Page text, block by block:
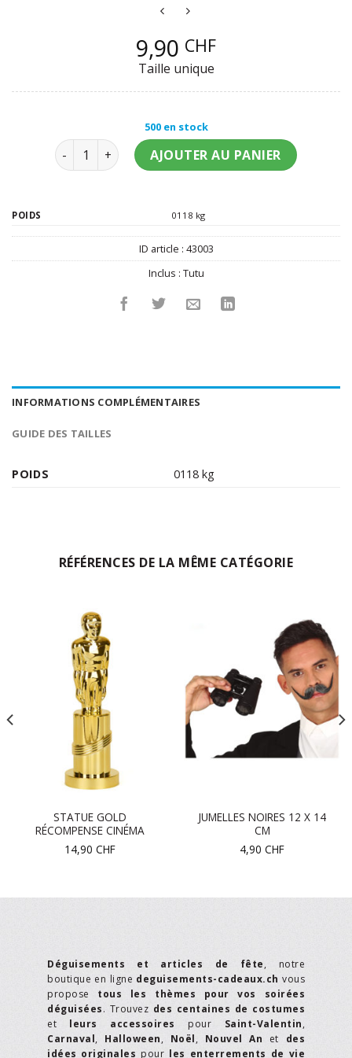
9,90 CHF
Taille unique
500 en stock
quantité de Tutu blanc femme
AJOUTER AU PANIER
POIDS 0118 kg
ID article : 43003
Inclus : Tutu
INFORMATIONS COMPLÉMENTAIRES
GUIDE DES TAILLES
POIDS 0118 kg
RÉFÉRENCES DE LA MÊME CATÉGORIE
STATUE GOLD
RÉCOMPENSE CINÉMA
14,90 CHF
JUMELLES NOIRES 12 X 14
CM
4,90 CHF
Déguisements et articles de fête, notre
boutique en ligne deguisements-cadeaux.ch vous
propose tous les thèmes pour vos soirées
déguisées. Trouvez des centaines de costumes
et leurs accessoires pour Saint-Valentin,
Carnaval, Halloween, Noël, Nouvel An et des
idées originales pour les enterrements de vie